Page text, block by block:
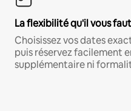
La flexibilité qu'il vous faut
Choisissez vos dates
puis réservez facilement
supplémentaire ni